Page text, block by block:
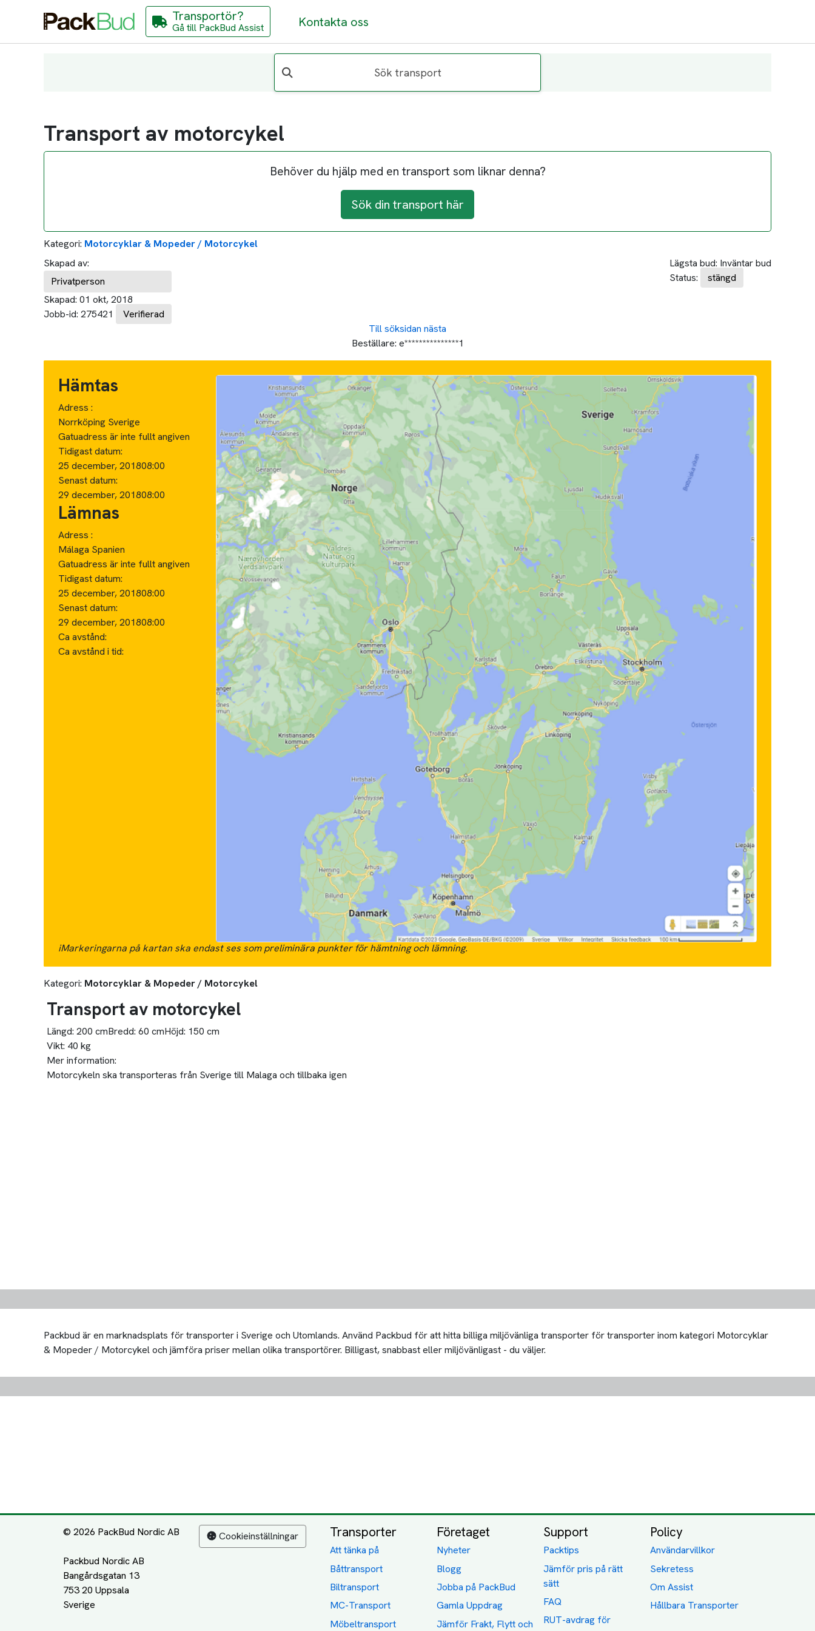
Transportör?
Gå till PackBud Assist Kontakta oss
Sök transport
Transport av motorcykel
Behöver du hjälp med en transport som liknar denna?
Sök din transport här
Kategori: Motorcyklar & Mopeder / Motorcykel
Skapad av:
Privatperson
Skapad: 01 okt, 2018
Jobb-id: 275421 Verifierad
Lägsta bud: Inväntar bud
Status:
stängd
Till söksidan nästa
Beställare: e***************1
Hämtas
Adress :
Norrköping Sverige
Gatuadress är inte fullt angiven
Tidigast datum:
25 december, 201808:00
Senast datum:
29 december, 201808:00
Lämnas
Adress :
Málaga Spanien
Gatuadress är inte fullt angiven
Tidigast datum:
25 december, 201808:00
Senast datum:
29 december, 201808:00
Ca avstånd:
Ca avstånd i tid:
iMarkeringarna på kartan ska endast ses som preliminära punkter för hämtning och lämning.
Kategori: Motorcyklar & Mopeder / Motorcykel
Transport av motorcykel
Längd: 200 cmBredd: 60 cmHöjd: 150 cm
Vikt: 40 kg
Mer information:
Motorcykeln ska transporteras från Sverige till Malaga och tillbaka igen
Packbud är en marknadsplats för transporter i Sverige och Utomlands. Använd Packbud för att hitta billiga miljövänliga transporter för transporter inom kategori Motorcyklar
& Mopeder / Motorcykel och jämföra priser mellan olika transportörer. Billigast, snabbast eller miljövänligast - du väljer.
© 2026 PackBud Nordic AB
Packbud Nordic AB
Bangårdsgatan 13
753 20 Uppsala
Cookieinställningar Transporter
Att tänka på
Båttransport
Biltransport
MC-Transport
Möbeltransport
Företaget
Nyheter
Blogg
Jobba på PackBud
Gamla Uppdrag
Jämför Frakt, Flytt och
Support
Packtips
Jämför pris på rätt
sätt
FAQ
RUT-avdrag för
Policy
Användarvillkor
Sekretess
Om Assist
Hållbara Transporter